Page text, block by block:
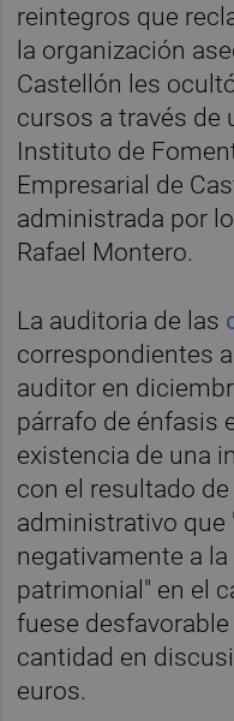
reintegros que
la organización
Castellón les
cursos a través de
Instituto de
Empresarial de
administrada por
Rafael Montero.
La auditoria de las
correspondientes
auditor en
párrafo de énfasis
existencia de una
con el resultado
administrativo que
negativamente a
patrimonial" en el
fuese desfavorable
cantidad en
euros.